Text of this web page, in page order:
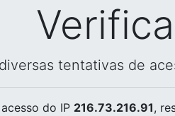
tentativas de
do IP 216.73.216.91,